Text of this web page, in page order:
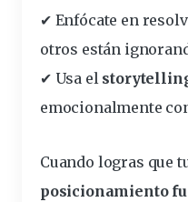
✔ Enfócate en
otros están
✔ Usa el
emocionalmente
Cuando logras que
posicionamiento